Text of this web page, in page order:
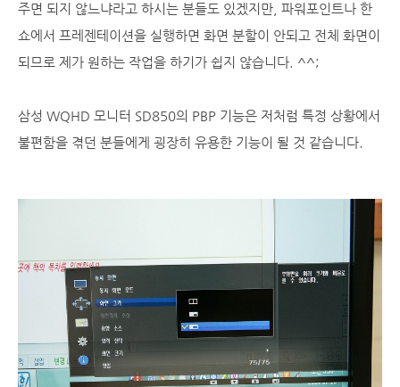
주면 되지 않느냐라고 하시는 분들도 있겠지만, 파워포인트나 한
쇼에서 프레젠테이션을 실행하면 화면 분할이 안되고 전체 화면이
되므로 제가 원하는 작업을 하기가 쉽지 않습니다. ^^;
삼성 WQHD 모니터 SD850의 PBP 기능은 저처럼 특정 상황에서
불편함을 겪던 분들에게 굉장히 유용한 기능이 될 것 같습니다.